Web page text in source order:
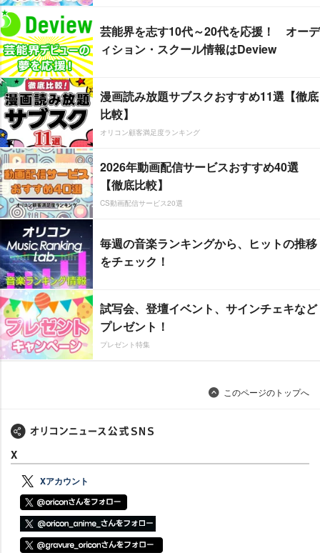
芸能界を志す10代～20代を応援！ オーデ
ィション・スクール情報はDeview
漫画読み放題サブスクおすすめ11選【徹底
比較】
オリコン顧客満足度ランキング
2026年動画配信サービスおすすめ40選
【徹底比較】
CS動画配信サービス20選
毎週の音楽ランキングから、ヒットの推移
をチェック！
試写会、登壇イベント、サインチェキなど
プレゼント！
プレゼント特集
このページのトップへ
X
Xアカウント